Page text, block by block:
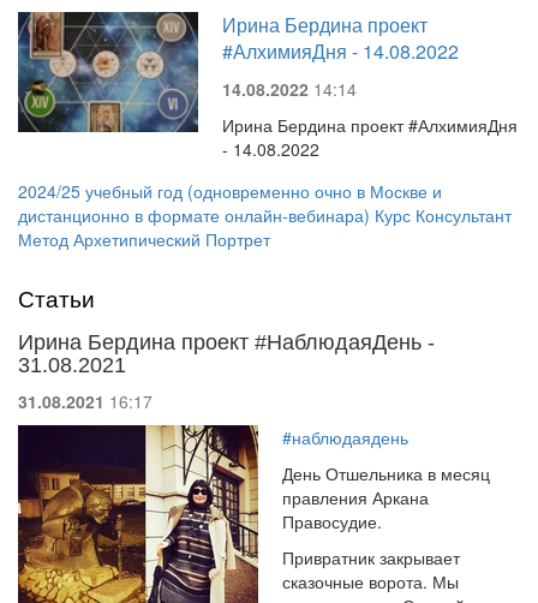
Ирина Бердина проект
#АлхимияДня - 14.08.2022
14.08.2022 14:14
Ирина Бердина проект #АлхимияДня
- 14.08.2022
2024/25 учебный год (одновременно очно в Москве и
дистанционно в формате онлайн-вебинара) Курс Консультант
Метод Архетипический Портрет
Статьи
Ирина Бердина проект #НаблюдаяДень -
31.08.2021
31.08.2021 16:17
#наблюдаядень
День Отшельника в месяц
правления Аркана
Правосудие.
Привратник закрывает
сказочные ворота. Мы